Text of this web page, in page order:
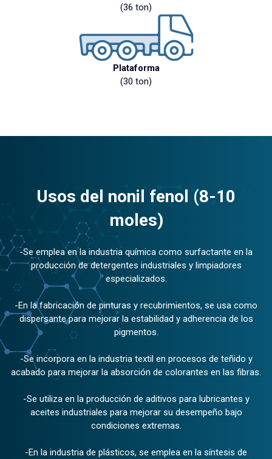
(36 ton)
Plataforma
(30 ton)
Usos del nonil fenol (8-10
moles)
-Se emplea en la industria química como surfactante en la
producción de detergentes industriales y limpiadores
especializados.
-En la fabricación de pinturas y recubrimientos, se usa como
dispersante para mejorar la estabilidad y adherencia de los
pigmentos.
-Se incorpora en la industria textil en procesos de teñido y
acabado para mejorar la absorción de colorantes en las fibras.
-Se utiliza en la producción de aditivos para lubricantes y
aceites industriales para mejorar su desempeño bajo
condiciones extremas.
-En la industria de plásticos, se emplea en la síntesis de